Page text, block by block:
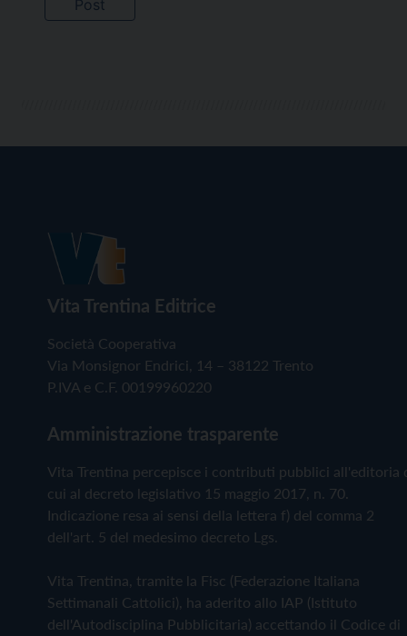
Vita Trentina Editrice
Società Cooperativa
Via Monsignor Endrici, 14 – 38122 Trento
P.IVA e C.F. 00199960220
Amministrazione trasparente
Vita Trentina percepisce i contributi pubblici all'editoria
cui al decreto legislativo 15 maggio 2017, n. 70.
Indicazione resa ai sensi della lettera f) del comma 2
dell'art. 5 del medesimo decreto Lgs.
Vita Trentina, tramite la Fisc (Federazione Italiana
Settimanali Cattolici), ha aderito allo IAP (Istituto
dell'Autodisciplina Pubblicitaria) accettando il Codice di